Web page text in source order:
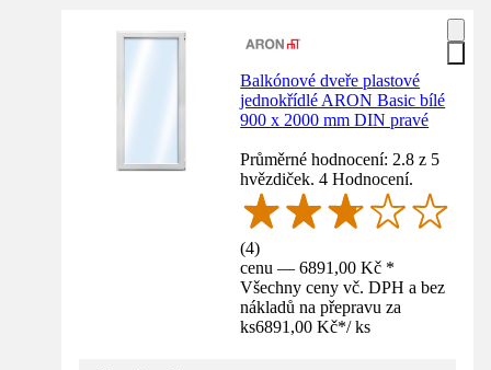
Balkónové dveře plastové
jednokřídlé ARON Basic bílé
900 x 2000 mm DIN pravé
Průměrné hodnocení: 2.8 z 5
hvězdiček. 4 Hodnocení.
(4)
cenu — 6891,00 Kč *
Všechny ceny vč. DPH a bez
nákladů na přepravu za
ks6891,00 Kč*/ ks